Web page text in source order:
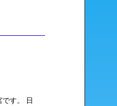
す。 日